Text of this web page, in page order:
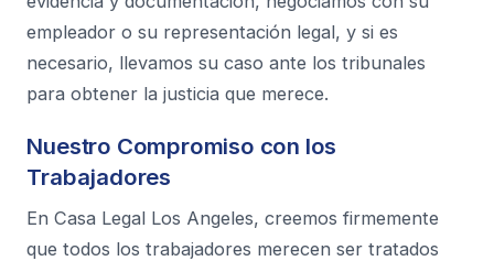
empleador o su representación legal, y si es
necesario, llevamos su caso ante los tribunales
para obtener la justicia que merece.
Nuestro Compromiso con los
Trabajadores
En Casa Legal Los Angeles, creemos firmemente
que todos los trabajadores merecen ser tratados